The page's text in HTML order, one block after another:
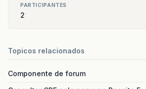
PARTICIPANTES
2
Topicos relacionados
Componente de forum